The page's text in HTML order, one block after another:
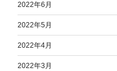
2022年6月
2022年5月
2022年4月
2022年3月